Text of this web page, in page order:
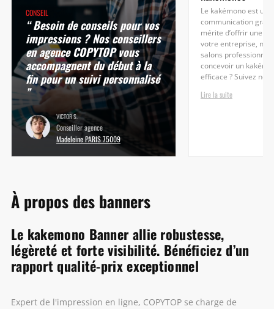
CONSEIL
“ Besoin de conseils pour vos
impressions ? Nos conseillers
en agence COPYTOP vous
accompagnent du début à la
fin pour un suivi personnalisé
”
VICTOR S.
Conseiller agence
Madeleine PARIS 75009
Le kakémono est
communication
mérite d’offrir une
votre entreprise,
salons
concevoir un
efficace ? Suivez nos
Lire la suite
À propos des banners
Le kakemono Banner allie robustesse,
légèreté et forte visibilité. Bénéficiez d’un
rapport qualité-prix exceptionnel
Expert de l'impression en ligne, COPYTOP se charge de